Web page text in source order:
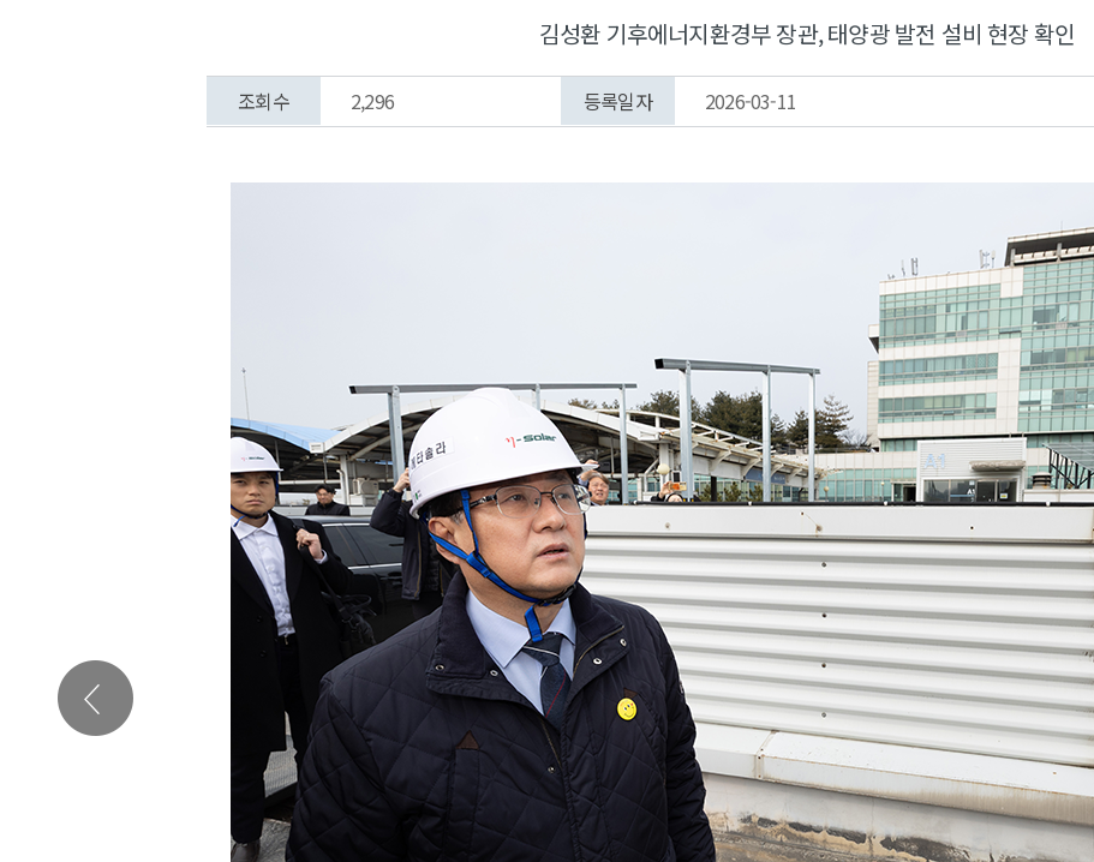
김성환 기후에너지환경부 장관, 태양광 발전 설비 현장 확인
조회수 2,296 등록일자 2026-03-11